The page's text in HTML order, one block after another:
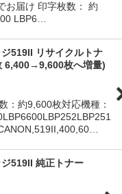
お届け 印字枚数： 約
LBP6…
519II リサイクルトナ
6,400→9,600枚へ増量)
：約9,600枚対応機種：
519II 純正トナー